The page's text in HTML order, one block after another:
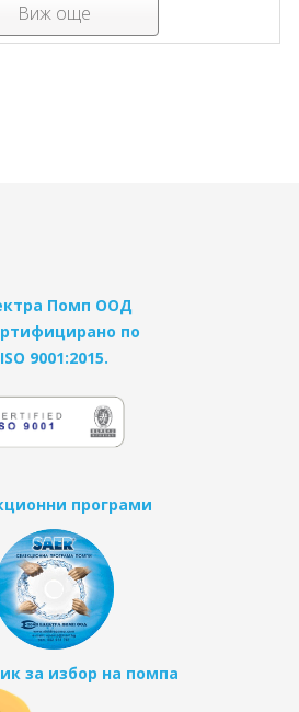
Виж още
Помп ООД
по
ISO 9001:2015.
програми
за избор на помпа